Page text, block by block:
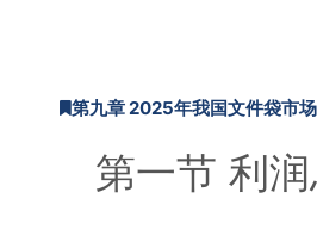
第九章 2025年我国文件袋市
第一节 利润